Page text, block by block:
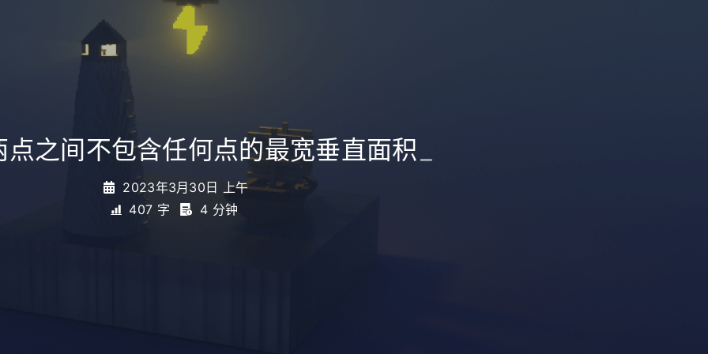
点之间不包含任何点的最宽垂直面积
2023年3月30日 上午
407 字
4 分钟